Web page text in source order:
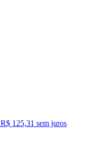
R$ 125,31 sem juros